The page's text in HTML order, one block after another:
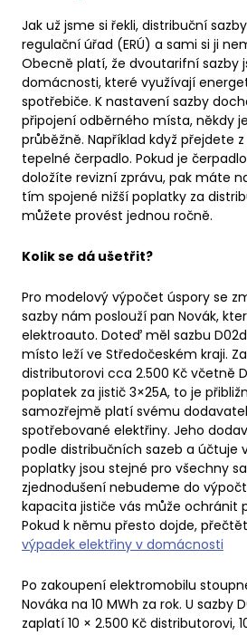
Jak už jsme si řekli, distribuční
regulační úřad (ERÚ) a sami si ji
Obecně platí, že dvoutarifní sazby
domácnosti, které využívají
spotřebiče. K nastavení sazby
připojení odběrného místa, někdy
průběžně. Například když přejdete
tepelné čerpadlo. Pokud je
doložíte revizní zprávu, pak máte
tím spojené nižší poplatky za
můžete provést jednou ročně.
Kolik se dá ušetřit?
Pro modelový výpočet úspory se
sazby nám poslouží pan Novák,
elektroauto. Doteď měl sazbu
místo leží ve Středočeském kraji.
distributorovi cca 2.500 Kč včetně
poplatek za jistič 3×25A, to je
samozřejmě platí svému
spotřebované elektřiny. Jeho
podle distribučních sazeb a účtuje
poplatky jsou stejné pro všechny
zjednodušení nebudeme do
kapacita jističe vás může ochránit
Pokud k němu přesto dojde,
výpadek elektřiny v domácnosti
Po zakoupení elektromobilu
Nováka na 10 MWh za rok. U sazby
zaplatí 10 × 2.500 Kč distributorovi,